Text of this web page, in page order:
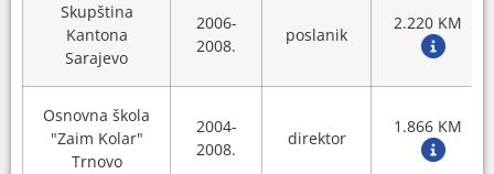
Skupština
Kantona
Sarajevo
2006-
2008.
poslanik
2.220 KM
Osnovna škola
"Zaim Kolar"
Trnovo
2004-
2008.
direktor
1.866 KM